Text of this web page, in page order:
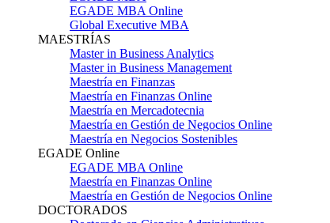
EGADE MBA Online
Global Executive MBA
MAESTRÍAS
Master in Business Analytics
Master in Business Management
Maestría en Finanzas
Maestría en Finanzas Online
Maestría en Mercadotecnia
Maestría en Gestión de Negocios Online
Maestría en Negocios Sostenibles
EGADE Online
EGADE MBA Online
Maestría en Finanzas Online
Maestría en Gestión de Negocios Online
DOCTORADOS